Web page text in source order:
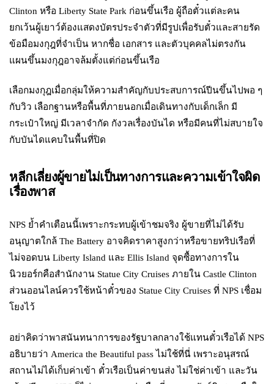
Clinton หรือ Liberty State Park ก่อนขึ้นเรือ ผู้ถือตั๋วแต่ละคน
ยกเว้นผู้เยาว์ต้องแสดงบัตรประจำตัวที่มีรูปเพื่อรับตั๋วและสายรัด
ข้อมือมงกุฎที่จำเป็น หากชื่อ เอกสาร และตัวบุคคลไม่ตรงกัน
แผนขึ้นมงกุฎอาจล้มตั้งแต่ก่อนขึ้นเรือ
เลือกมงกุฎเมื่อกลุ่มให้ความสำคัญกับประสบการณ์ปีนขึ้นไปพอ ๆ
กับวิว เลือกฐานหรือพื้นที่ภายนอกเมื่อเดินทางกับเด็กเล็ก มี
กระเป๋าใหญ่ มีเวลาจำกัด กังวลเรื่องบันได หรือมีคนที่ไม่สบายใจ
กับบันไดแคบในพื้นที่ปิด
หลีกเลี่ยงผู้ขายไม่เป็นทางการและความเข้าใจผิด
เรื่องพาส
NPS ย้ำคำเตือนนี้เพราะกระทบผู้เข้าชมจริง ผู้ขายที่ไม่ได้รับ
อนุญาตใกล้ The Battery อาจคิดราคาสูงกว่าหรือขายทริปเรือที่
ไม่จอดบน Liberty Island และ Ellis Island จุดซื้อทางการใน
นิวยอร์กคือสำนักงาน Statue City Cruises ภายใน Castle Clinton
ส่วนออนไลน์ควรใช้หน้าตั๋วของ Statue City Cruises ที่ NPS เชื่อม
โยงไว้
อย่าคิดว่าพาสนันทนาการของรัฐบาลกลางใช้แทนตั๋วเรือได้ NPS
อธิบายว่า America the Beautiful pass ไม่ใช้ที่นี่ เพราะอนุสรณ์
สถานไม่ได้เก็บค่าเข้า ตั๋วเรือเป็นค่าขนส่ง ไม่ใช่ค่าเข้า และวัน